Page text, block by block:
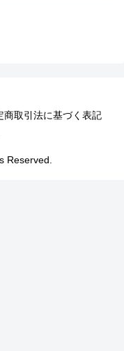
商取引法に基づく表記
Reserved.